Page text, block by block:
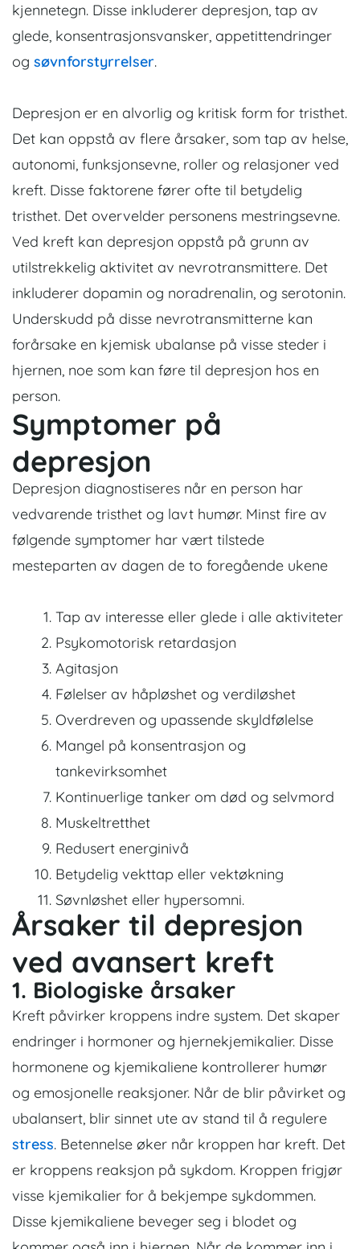
kjennetegn. Disse inkluderer depresjon, tap av
glede, konsentrasjonsvansker, appetittendringer
og søvnforstyrrelser.
Depresjon er en alvorlig og kritisk form for tristhet.
Det kan oppstå av flere årsaker, som tap av helse,
autonomi, funksjonsevne, roller og relasjoner ved
kreft. Disse faktorene fører ofte til betydelig
tristhet. Det overvelder personens mestringsevne.
Ved kreft kan depresjon oppstå på grunn av
utilstrekkelig aktivitet av nevrotransmittere. Det
inkluderer dopamin og noradrenalin, og serotonin.
Underskudd på disse nevrotransmitterne kan
forårsake en kjemisk ubalanse på visse steder i
hjernen, noe som kan føre til depresjon hos en
person.
Symptomer på
depresjon
Depresjon diagnostiseres når en person har
vedvarende tristhet og lavt humør. Minst fire av
følgende symptomer har vært tilstede
mesteparten av dagen de to foregående ukene
Tap av interesse eller glede i alle aktiviteter
Psykomotorisk retardasjon
Agitasjon
Følelser av håpløshet og verdiløshet
Overdreven og upassende skyldfølelse
Mangel på konsentrasjon og
tankevirksomhet
Kontinuerlige tanker om død og selvmord
Muskeltretthet
Redusert energinivå
Betydelig vekttap eller vektøkning
Søvnløshet eller hypersomni.
Årsaker til depresjon
ved avansert kreft
1. Biologiske årsaker
Kreft påvirker kroppens indre system. Det skaper
endringer i hormoner og hjernekjemikalier. Disse
hormonene og kjemikaliene kontrollerer humør
og emosjonelle reaksjoner. Når de blir påvirket og
ubalansert, blir sinnet ute av stand til å regulere
stress. Betennelse øker når kroppen har kreft. Det
er kroppens reaksjon på sykdom. Kroppen frigjør
visse kjemikalier for å bekjempe sykdommen.
Disse kjemikaliene beveger seg i blodet og